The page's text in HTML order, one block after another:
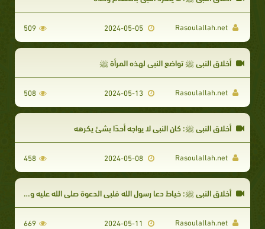
2024-05-05
509
أخلاق النبي ﷺ تواضع النبي لهذه المرأة ﷺ
2024-05-13
508
أخلاق النبي ﷺ: كان النبي لا يواجه أحدًا بشئ يكرهه
2024-05-08
458
أخلاق النبي ﷺ: خياط دعا رسول الله فلبى الدعوة صلى الله عليه وسلم
669